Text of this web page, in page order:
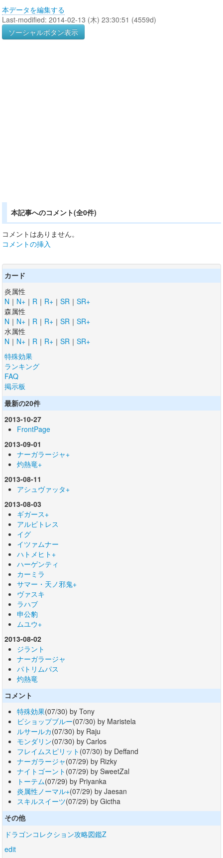
本データを編集する
Last-modified: 2014-02-13 (木) 23:30:51 (4559d)
ソーシャルボタン表示
本記事へのコメント(全0件)
コメントはありません。
コメントの挿入
カード
炎属性
N ｜ N+ ｜ R ｜ R+ ｜ SR ｜ SR+
森属性
N ｜ N+ ｜ R ｜ R+ ｜ SR ｜ SR+
水属性
N ｜ N+ ｜ R ｜ R+ ｜ SR ｜ SR+
特殊効果
ランキング
FAQ
掲示板
最新の20件
2013-10-27
FrontPage
2013-09-01
ナーガラージャ+
灼熱竜+
2013-08-11
アシュヴァッタ+
2013-08-03
ギガース+
アルビトレス
イグ
イツァムナー
ハトメヒト+
ハーゲンティ
カーミラ
サマー・天ノ邪鬼+
ヴァスキ
ラハブ
申公豹
ムユウ+
2013-08-02
ジラント
ナーガラージャ
パトリムパス
灼熱竜
コメント
特殊効果(07/30) by Tony
ビショップブルー(07/30) by Maristela
ルサールカ(07/30) by Raju
モンダリン(07/30) by Carlos
フレイムスピリット (07/30) by Deffand
ナーガラージャ(07/29) by Rizky
ナイトゴーント (07/29) by SweetZal
トーテム(07/29) by Priyanka
炎属性ノーマル+(07/29) by Jaesan
スキルスイーツ(07/29) by Gictha
その他
ドラゴンコレクション攻略図鑑Z
edit